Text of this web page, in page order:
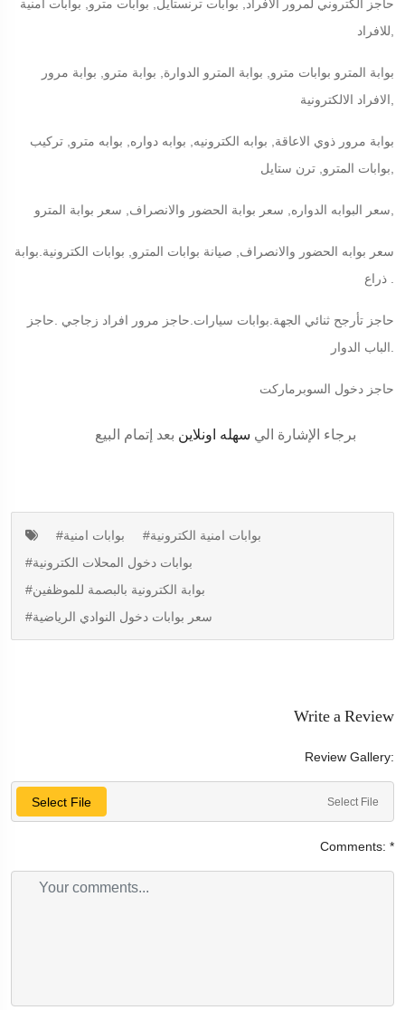
حاجز الكتروني لمرور الافراد, بوابات ترنستايل, بوابات مترو, بوابات امنية
بوابة المترو بوابات مترو, بوابة المترو الدوارة, بوابة مترو, بوابة مرور
بوابة مرور ذوي الاعاقة, بوابه الكترونيه, بوابه دواره, بوابه مترو, تركيب
سعر بوابه الحضور والانصراف, صيانة بوابات المترو, بوابات الكترونية.بوابة
حاجز تأرجح ثنائي الجهة.بوابات سيارات.حاجز مرور افراد زجاجي .حاجز
حاجز دخول السوبرماركت
برجاء الإشارة الي سهله اونلاين بعد إتمام البيع
#بوابات امنية
#بوابات امنية الكترونية
#بوابات دخول المحلات الكترونية
#بوابة الكترونية بالبصمة للموظفين
#سعر بوابات دخول النوادي الرياضية
Write a Review
Review Gallery:
Select File Select File
Comments: *